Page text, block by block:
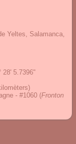
Yeltes, Salamanca,
28' 5.7396"
- #1060 (Fronton